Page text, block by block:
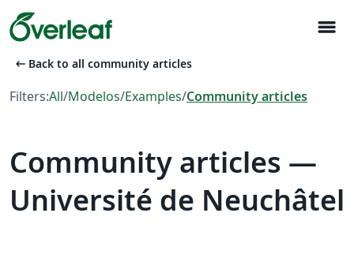
menu
arrow_left_alt Back to all community articles
Filters:All/Modelos/Examples/Community articles
Community articles —
Université de Neuchâtel